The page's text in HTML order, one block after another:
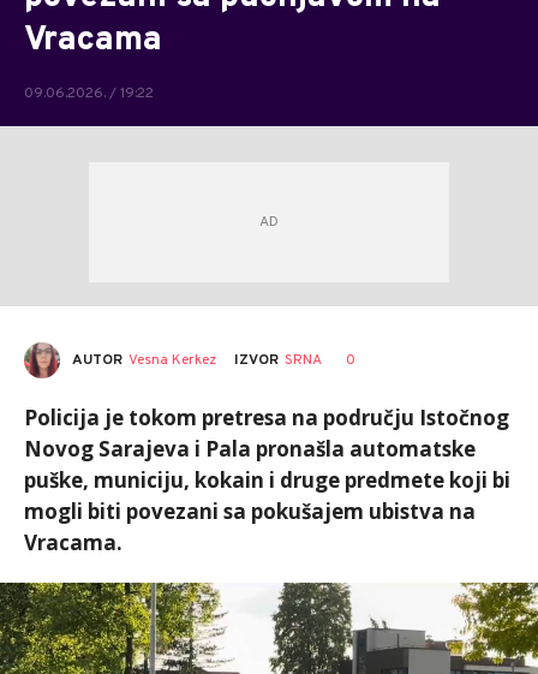
Vracama
09.06.2026. / 19:22
AUTOR Vesna Kerkez IZVOR SRNA 0
Policija je tokom pretresa na području Istočnog
Novog Sarajeva i Pala pronašla automatske
puške, municiju, kokain i druge predmete koji bi
mogli biti povezani sa pokušajem ubistva na
Vracama.